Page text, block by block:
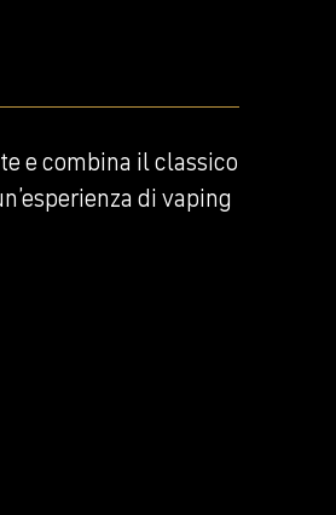
e combina il classico
di vaping